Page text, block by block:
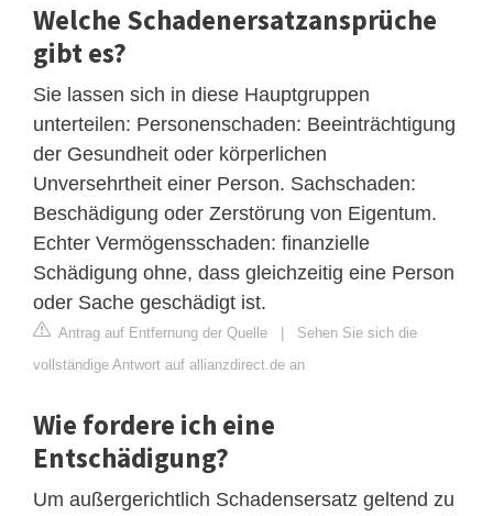
Welche Schadenersatzansprüche
gibt es?
Sie lassen sich in diese Hauptgruppen
unterteilen: Personenschaden: Beeinträchtigung
der Gesundheit oder körperlichen
Unversehrtheit einer Person. Sachschaden:
Beschädigung oder Zerstörung von Eigentum.
Echter Vermögensschaden: finanzielle
Schädigung ohne, dass gleichzeitig eine Person
oder Sache geschädigt ist.
Antrag auf Entfernung der Quelle | Sehen Sie sich die
vollständige Antwort auf allianzdirect.de an
Wie fordere ich eine
Entschädigung?
Um außergerichtlich Schadensersatz geltend zu